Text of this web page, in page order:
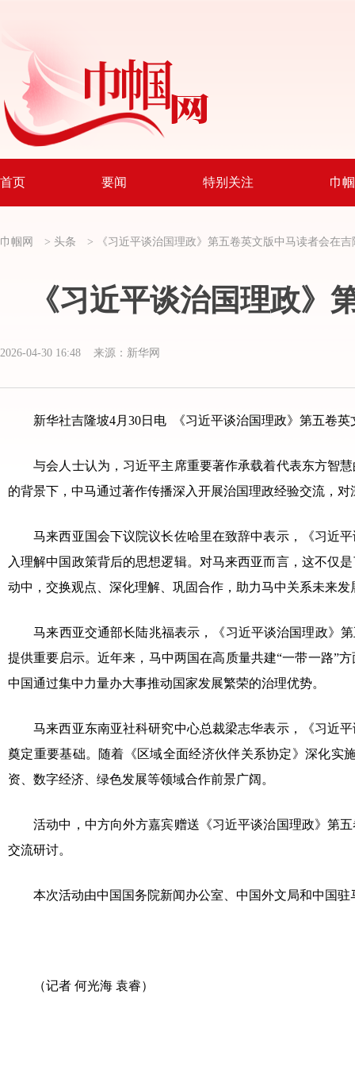
首页 要闻 特别关注 巾
巾帼网 > 头条 > 《习近平谈治国理政》第五卷英文版中马读者会在
《习近平谈治国理政》
2026-04-30 16:48 来源：新华网
新华社吉隆坡4月30日电 《习近平谈治国理政》第五卷英
与会人士认为，习近平主席重要著作承载着代表东方智慧
的背景下，中马通过著作传播深入开展治国理政经验交流，
马来西亚国会下议院议长佐哈里在致辞中表示，《习近平
入理解中国政策背后的思想逻辑。对马来西亚而言，这不仅
动中，交换观点、深化理解、巩固合作，助力马中关系未来发
马来西亚交通部长陆兆福表示，《习近平谈治国理政》第
提供重要启示。近年来，马中两国在高质量共建“一带一路”
中国通过集中力量办大事推动国家发展繁荣的治理优势。
马来西亚东南亚社科研究中心总裁梁志华表示，《习近平
奠定重要基础。随着《区域全面经济伙伴关系协定》深化实
资、数字经济、绿色发展等领域合作前景广阔。
活动中，中方向外方嘉宾赠送《习近平谈治国理政》第五
交流研讨。
本次活动由中国国务院新闻办公室、中国外文局和中国驻
（记者 何光海 袁睿）